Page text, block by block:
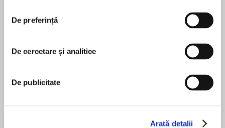
De preferință
De cercetare și analitice
De publicitate
Arată detalii
famoso detective privado raramente visita las
calles sobrepobladas del sur de Londres, donde
pobre.
recurren a un hombre que desprecia a Holmes,
MAI MULT
pentru această carte